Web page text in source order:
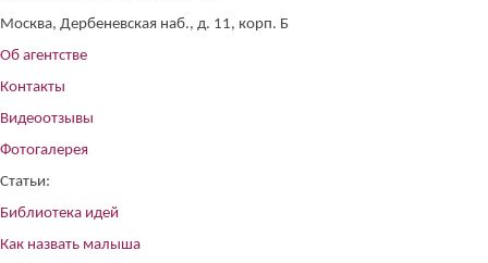
Москва, Дербеневская наб., д. 11, корп. Б
Об агентстве
Контакты
Видеоотзывы
Фотогалерея
Статьи:
Библиотека идей
Как назвать малыша